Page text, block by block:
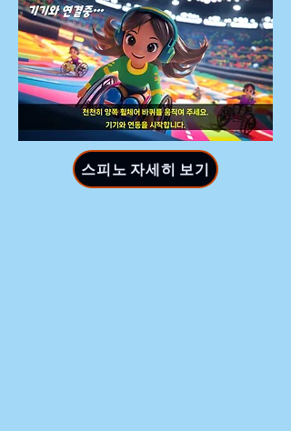
스피노 자세히 보기